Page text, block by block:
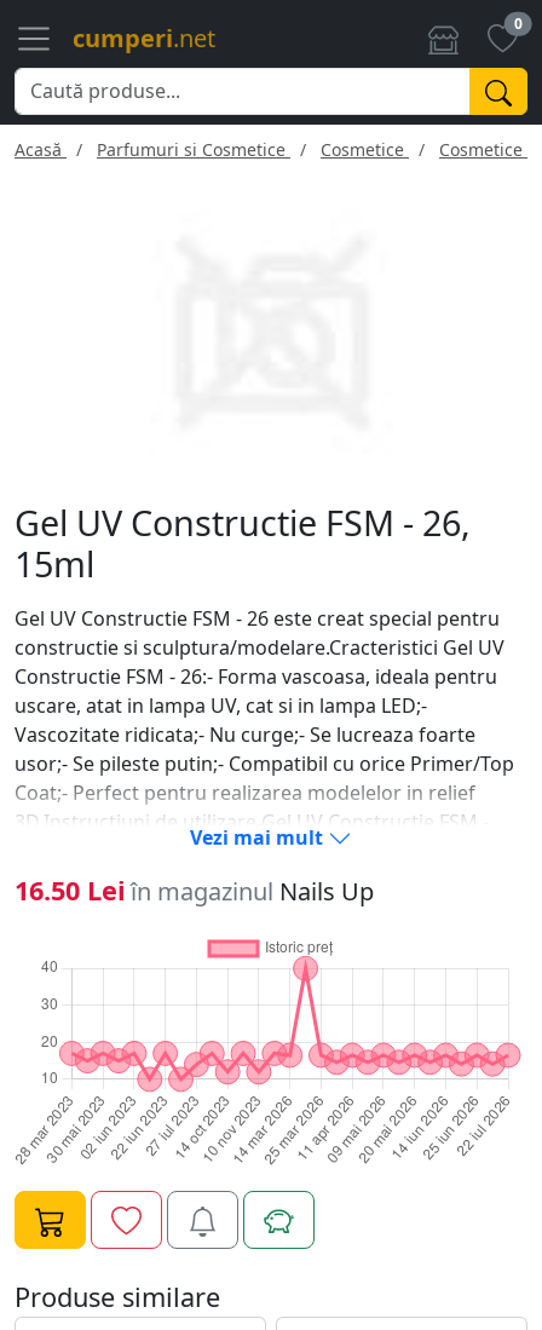
cumperi.net 0
Acasă Parfumuri si Cosmetice Cosmetice Cosmetice
Gel UV Constructie FSM - 26,
15ml
Gel UV Constructie FSM - 26 este creat special pentru
constructie si sculptura/modelare.Cracteristici Gel UV
Constructie FSM - 26:- Forma vascoasa, ideala pentru
uscare, atat in lampa UV, cat si in lampa LED;-
Vascozitate ridicata;- Nu curge;- Se lucreaza foarte
usor;- Se pileste putin;- Compatibil cu orice Primer/Top
Coat;- Perfect pentru realizarea modelelor in relief
3D.Instructiuni de utilizare Gel UV Constructie FSM -
26:1. Se pregateste unghia naturala (degresare,
indepartare cuticula, pilire, matuire);2. Aplicati
tipsul/sablonul daca este cazul;3. Se aplica primer doar
pe unghia naturala;4. Dupa ce primerul s-a uscat, luati
cu o pensula o cantitate mica de Gel UV Constructie
FSM - 26 pe care o aplicati periat pe toata unghia;5.
Polimerizati 120 de secunde la lampa UV sau 60 de
secunde la LED;6. Aplicati apoi o cantitate potrivita de
Gel UV Constructie FSM - 26 in mijlocul unghiei;7. Se
intinde cu atentie pe toata suprafata unghiei, cu miscari
circulare, fara sa lasati gelul sa curga in zona cuticulei;8.
Polimerizati 2 minue UV/60 de secunde LED;9. Degresati
pentru fixare;10. Piliti unghia in forma dorita si, apoi,
periati pe toata suprafata unghiei un ultim strat subtire
de Gel UV Constructie FSM - 26;11. Polimerizati 120 de
secunde LED sau 3 minute UV;12. Degresati cu
cleaner.Specificatii Gel UV Constructie FSM - 26:Tip
Vezi mai mult
16.50 Lei în magazinul Nails Up
Produse similare